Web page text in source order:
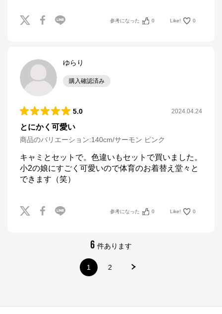
参考になった 0 Like! 0
ゆらり
購入確認済み
5.0 2024.04.24
とにかく可愛い
商品のバリエーション:140cm/サーモン ピンク
キャミとセットで。色違いもセットで買いました。
小2の娘にすごく可愛いので体育のお着替え堂々と
できます（笑）
参考になった 0 Like! 0
6 件あります
1 2
ナルミヤオンライン